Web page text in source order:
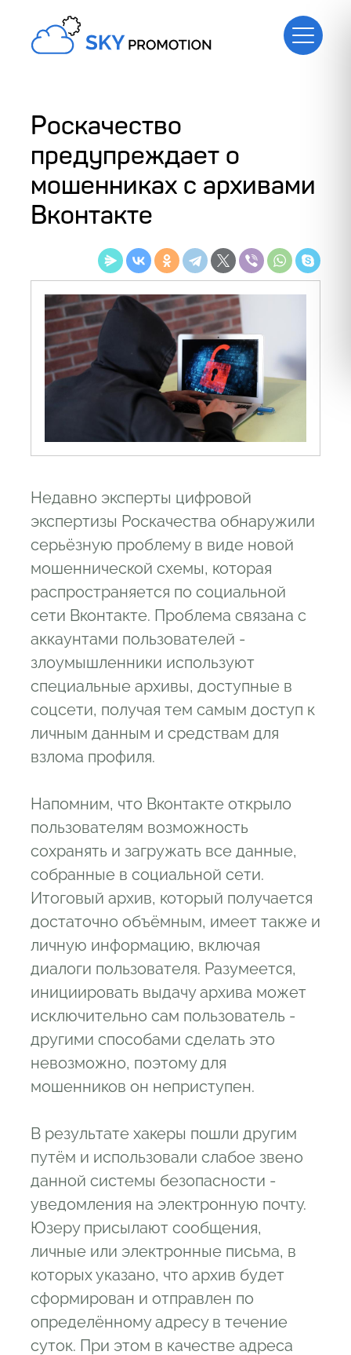
Роскачество
предупреждает о
мошенниках с архивами
Вконтакте
Недавно эксперты цифровой
экспертизы Роскачества обнаружили
серьёзную проблему в виде новой
мошеннической схемы, которая
распространяется по социальной
сети Вконтакте. Проблема связана с
аккаунтами пользователей -
злоумышленники используют
специальные архивы, доступные в
соцсети, получая тем самым доступ к
личным данным и средствам для
взлома профиля.
Напомним, что Вконтакте открыло
пользователям возможность
сохранять и загружать все данные,
собранные в социальной сети.
Итоговый архив, который получается
достаточно объёмным, имеет также и
личную информацию, включая
диалоги пользователя. Разумеется,
инициировать выдачу архива может
исключительно сам пользователь -
другими способами сделать это
невозможно, поэтому для
мошенников он неприступен.
В результате хакеры пошли другим
путём и использовали слабое звено
данной системы безопасности -
уведомления на электронную почту.
Юзеру присылают сообщения,
личные или электронные письма, в
которых указано, что архив будет
сформирован и отправлен по
определённому адресу в течение
суток. При этом в качестве адреса